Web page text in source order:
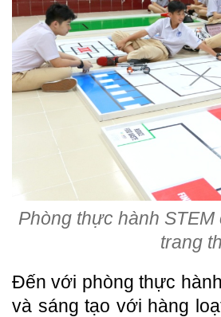
Phòng thực hành
trang
Đến với phòng thực
và sáng tạo với hàng